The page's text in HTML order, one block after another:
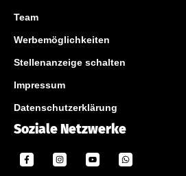
Team
Werbemöglichkeiten
Stellenanzeige schalten
Impressum
Datenschutzerklärung
Soziale Netzwerke